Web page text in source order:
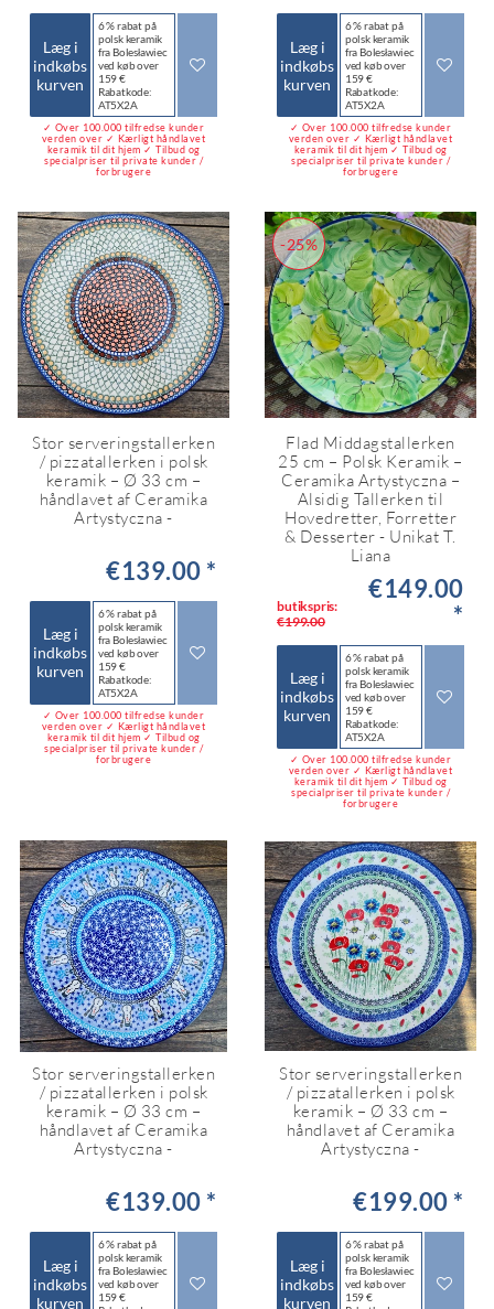
Læg i
indkøbs
kurven
6 % rabat på
polsk keramik
fra Bolesławiec
ved køb over
159 €
Rabatkode:
AT5X2A
✓ Over 100.000 tilfredse kunder
verden over ✓ Kærligt håndlavet
keramik til dit hjem ✓ Tilbud og
specialpriser til private kunder /
forbrugere
Læg i
indkøbs
kurven
6 % rabat på
polsk keramik
fra Bolesławiec
ved køb over
159 €
Rabatkode:
AT5X2A
✓ Over 100.000 tilfredse kunder
verden over ✓ Kærligt håndlavet
keramik til dit hjem ✓ Tilbud og
specialpriser til private kunder /
forbrugere
Stor serveringstallerken
/ pizzatallerken i polsk
keramik – Ø 33 cm –
håndlavet af Ceramika
Artystyczna -
€139.00 *
Læg i
indkøbs
kurven
6 % rabat på
polsk keramik
fra Bolesławiec
ved køb over
159 €
Rabatkode:
AT5X2A
✓ Over 100.000 tilfredse kunder
verden over ✓ Kærligt håndlavet
keramik til dit hjem ✓ Tilbud og
specialpriser til private kunder /
forbrugere
-25%
Flad Middagstallerken
25 cm – Polsk Keramik –
Ceramika Artystyczna –
Alsidig Tallerken til
Hovedretter, Forretter
& Desserter - Unikat T.
Liana
butikspris:
€199.00
€149.00
*
Læg i
indkøbs
kurven
6 % rabat på
polsk keramik
fra Bolesławiec
ved køb over
159 €
Rabatkode:
AT5X2A
✓ Over 100.000 tilfredse kunder
verden over ✓ Kærligt håndlavet
keramik til dit hjem ✓ Tilbud og
specialpriser til private kunder /
forbrugere
Stor serveringstallerken
/ pizzatallerken i polsk
keramik – Ø 33 cm –
håndlavet af Ceramika
Artystyczna -
€139.00 *
Læg i
indkøbs
kurven
6 % rabat på
polsk keramik
fra Bolesławiec
ved køb over
159 €
Stor serveringstallerken
/ pizzatallerken i polsk
keramik – Ø 33 cm –
håndlavet af Ceramika
Artystyczna -
€199.00 *
Læg i
indkøbs
kurven
6 % rabat på
polsk keramik
fra Bolesławiec
ved køb over
159 €